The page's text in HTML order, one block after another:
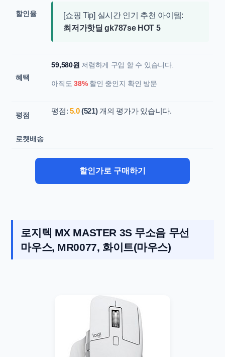
할인율
[쇼핑 Tip] 실시간 인기 추천 아이템:
최저가핫딜 gk787se HOT 5
혜택
59,580원 저렴하게 구입 할 수 있습니다.
아직도38%할인 중인지 확인 방문
평점 평점:5.0 (521)개의 평가가 있습니다.
로켓배송
할인가로 구매하기
로지텍 MX MASTER 3S 무소음 무선
마우스, MR0077, 화이트(마우스)